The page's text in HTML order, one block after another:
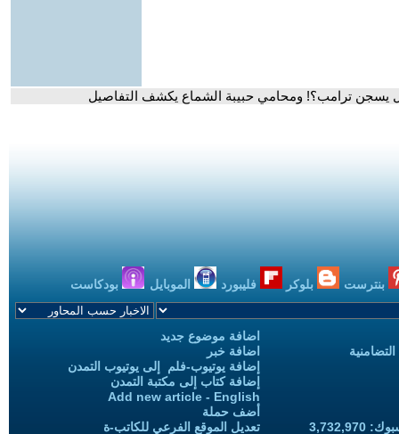
بنترست بلوكر فليبورد الموبايل بودكاست
اضافة موضوع جديد
اضافة خبر
إضافة يوتيوب-فلم إلى يوتيوب التمدن
إضافة كتاب إلى مكتبة التمدن
Add new article - English
أضف حملة
تعديل الموقع الفرعي للكاتب-ة